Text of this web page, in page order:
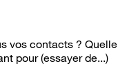
vos contacts ? Quelle
pour (essayer de...)